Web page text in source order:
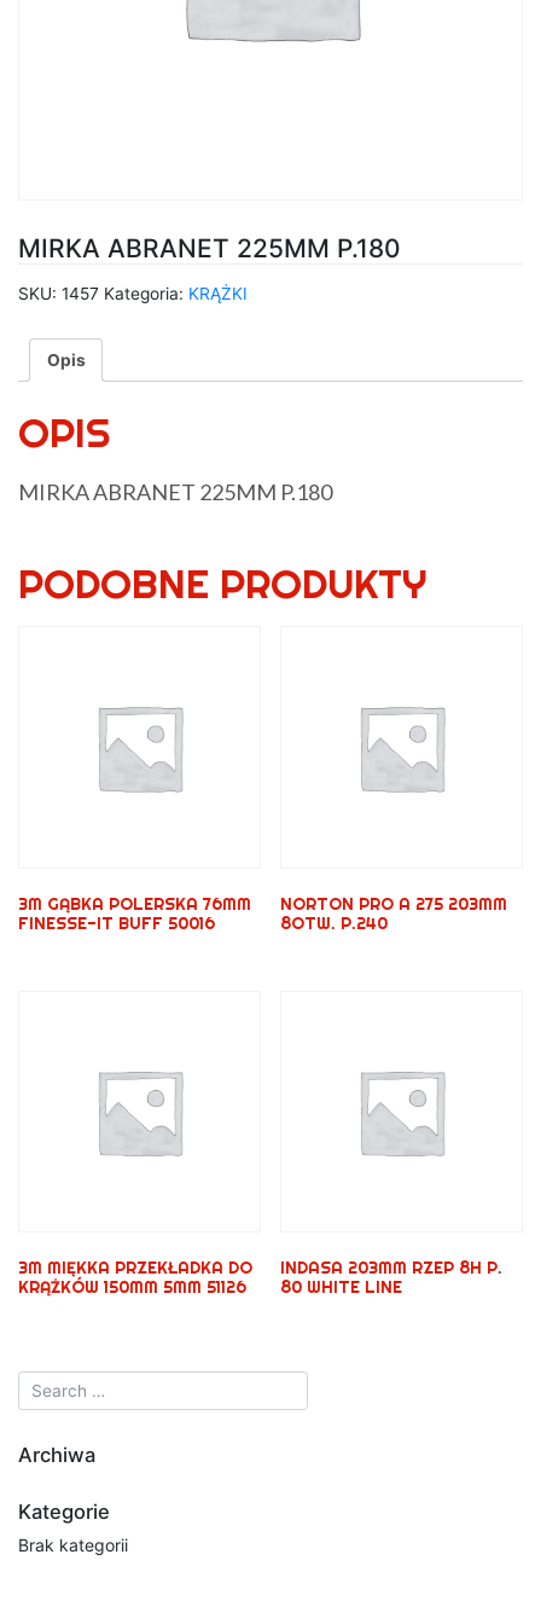
MIRKA ABRANET 225MM P.180
SKU: 1457 Kategoria: KRĄŻKI
Opis
OPIS
MIRKA ABRANET 225MM P.180
PODOBNE PRODUKTY
3M GĄBKA POLERSKA 76MM
FINESSE-IT BUFF 50016
NORTON PRO A 275 203MM
8OTW. P.240
3M MIĘKKA PRZEKŁADKA DO
KRĄŻKÓW 150MM 5MM 51126
INDASA 203MM RZEP 8H P.
80 WHITE LINE
Archiwa
Kategorie
Brak kategorii